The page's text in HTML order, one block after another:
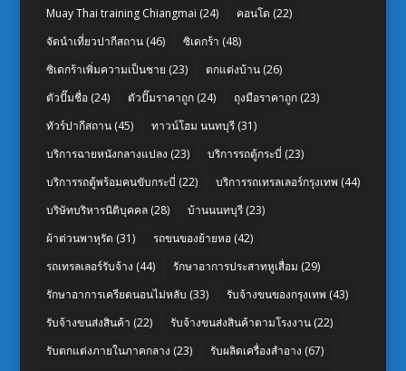
Muay Thai training Chiangmai (24) คอนโด (22)
จัดนำเที่ยวปากีสถาน(46) ซิเดกร้า (48)
ซิเดกร้าเพิ่มความเป็นชาย (23) ตกแต่งบ้าน(26)
ตัวปั๊มชื่อ(24) ตัวปั๊มราคาถูก(24) ถุงมือราคาถูก(23)
ทัวร์ปากีสถาน(45) ทาวน์โฮม นนทบุรี(31)
บริการฉายหนังกลางแปลง (23) บริการรถตู้กระบี่ (23)
บริการรถตู้พร้อมคนขับกระบี่ (22) บริการรถเทรลเลอร์กรุงเทพ (44)
บริษัทบริหารนิติบุคคล(28) บ้านนนทบุรี(23)
ผ้าต่วนพาหุรัด (31) รถขนของย้ายหอ(42)
รถเทรลเลอร์รับจ้าง (44) รักษาอาการประสาทหูเสื่อม (29)
รักษาอาการเครียดนอนไม่หลับ (33) รับจ้างขนของกรุงเทพ (43)
รับจ้างขนส่งสินค้า (22) รับจ้างขนส่งสินค้าตามโรงงาน(22)
รับตกแต่งภายในภาคกลาง (23) รับผลิตเครื่องสำอาง (67)